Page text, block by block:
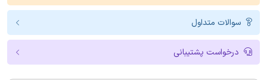
سوالات متداول
درخواست پشتیبانی